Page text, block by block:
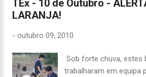
Almoço-frio • Papel e
Grupo Final: Domingo
Completo •
TEx - 10 de Outubro -
LARANJA!
- outubro 09, 2010
Sob forte chuva, estes
trabalharam em equipa